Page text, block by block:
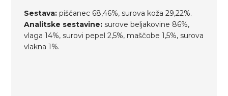
Sestava: piščanec 68,46%, surova koža 29,22%.
Analitske sestavine: surove beljakovine 86%,
vlaga 14%, surovi pepel 2,5%, maščobe 1,5%, surova
vlakna 1%.